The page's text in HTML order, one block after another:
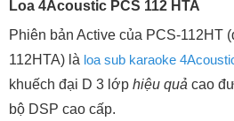
Loa 4Acoustic PCS 112 HTA
Phiên bản Active của PCS-112HT
112HTA) là loa sub karaoke
khuếch đại D 3 lớp hiệu quả cao
bộ DSP cao cấp.